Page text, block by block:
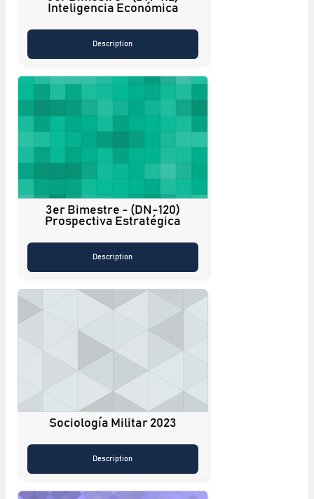
Inteligencia Económica
Description
3er Bimestre - (DN-120)
Prospectiva Estratégica
Description
Sociología Militar 2023
Description